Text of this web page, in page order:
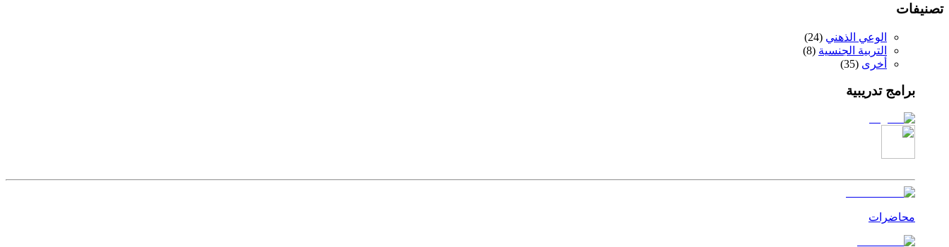
تصنيفات
الوعي الذهني (
24
)
التربية الجنسية (
8
)
أخرى (
35
)
برامج تدريبية
محاضرات